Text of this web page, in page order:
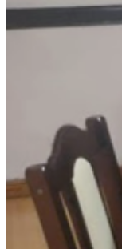
REVISTA
CONTACTO